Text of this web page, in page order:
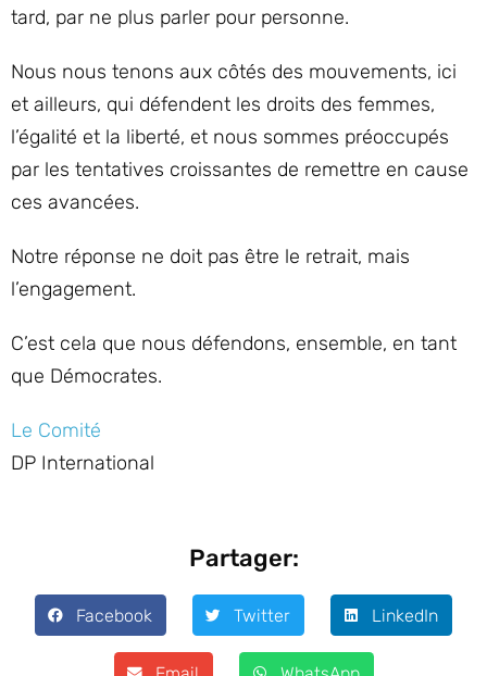
tard, par ne plus parler pour personne.
Nous nous tenons aux côtés des mouvements, ici
et ailleurs, qui défendent les droits des femmes,
l’égalité et la liberté, et nous sommes préoccupés
par les tentatives croissantes de remettre en cause
ces avancées.
Notre réponse ne doit pas être le retrait, mais
l’engagement.
C’est cela que nous défendons, ensemble, en tant
que Démocrates.
Le Comité
DP International
Partager:
Facebook Twitter LinkedIn